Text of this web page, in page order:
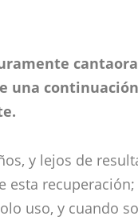
una
y lejos de
esta
uso, y cuando